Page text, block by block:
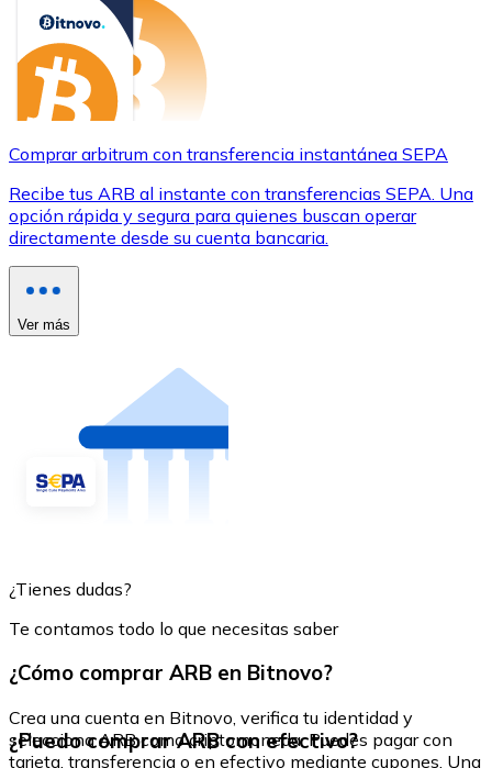
Comprar arbitrum con transferencia instantánea SEPA
Recibe tus ARB al instante con transferencias SEPA. Una
opción rápida y segura para quienes buscan operar
directamente desde su cuenta bancaria.
Ver más
¿Tienes dudas?
Te contamos todo lo que necesitas saber
¿Cómo comprar ARB en Bitnovo?
Crea una cuenta en Bitnovo, verifica tu identidad y
selecciona ARB como criptomoneda. Puedes pagar con
tarjeta, transferencia o en efectivo mediante cupones. Una
¿Puedo comprar ARB con efectivo?